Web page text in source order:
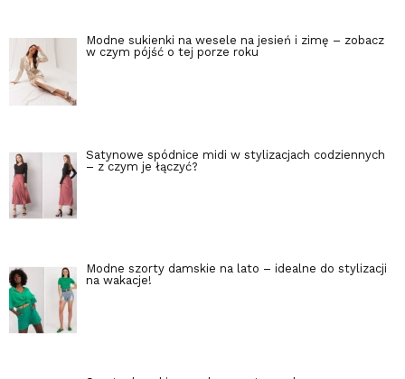
Modne sukienki na wesele na jesień i zimę – zobacz
w czym pójść o tej porze roku
Satynowe spódnice midi w stylizacjach codziennych
– z czym je łączyć?
Modne szorty damskie na lato – idealne do stylizacji
na wakacje!